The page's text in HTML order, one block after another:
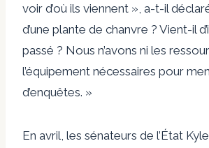
voir d’où ils viennent », a-t-il
d’une plante de chanvre ? Vient-il
passé ? Nous n’avons ni les
l’équipement nécessaires pour
d’enquêtes. »
En avril, les sénateurs de l’État